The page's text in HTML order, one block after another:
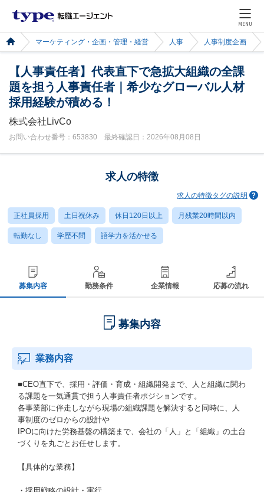
MENU
マーケティング・企画・管理・経営 人事 人事制度企画
【人事責任者】代表直下で急拡大組織の全課
題を担う人事責任者｜希少なグローバル人材
採用経験が積める！
株式会社LivCo
お問い合わせ番号：653830 最終確認日：2026年08月08日
求人の特徴
求人の特徴タグの説明
正社員採用 土日祝休み 休日120日以上 月残業20時間以内
転勤なし 学歴不問 語学力を活かせる
募集内容 勤務条件 企業情報 応募の流れ
募集内容
業務内容
■CEO直下で、採用・評価・育成・組織開発まで、人と組織に関わ
る課題を一気通貫で担う人事責任者ポジションです。
各事業部に伴走しながら現場の組織課題を解決すると同時に、人
事制度のゼロからの設計や
IPOに向けた労務基盤の構築まで、会社の「人」と「組織」の土台
づくりを丸ごとお任せします。
【具体的な業務】